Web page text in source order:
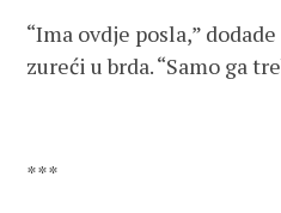
“Ima ovdje posla,”
zureći u brda. “Samo ga
***